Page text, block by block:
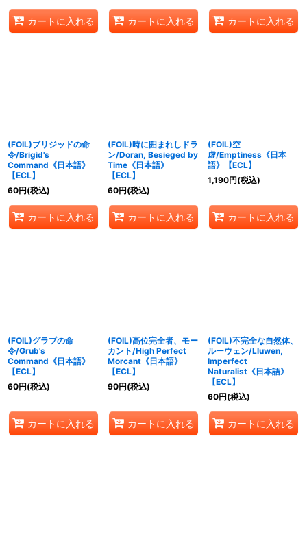
カートに入れる カートに入れる カートに入れる
(FOIL)ブリジッドの命
令/Brigid's
Command《日本語》
【ECL】
60円(税込)
カートに入れる
(FOIL)時に囲まれしドラ
ン/Doran, Besieged by
Time《日本語》
【ECL】
60円(税込)
カートに入れる
(FOIL)空
虚/Emptiness《日本
語》【ECL】
1,190円(税込)
カートに入れる
(FOIL)グラブの命
令/Grub's
Command《日本語》
【ECL】
60円(税込)
カートに入れる
(FOIL)高位完全者、モー
カント/High Perfect
Morcant《日本語》
【ECL】
90円(税込)
カートに入れる
(FOIL)不完全な自然体、
ルーウェン/Lluwen,
Imperfect
Naturalist《日本語》
【ECL】
60円(税込)
カートに入れる